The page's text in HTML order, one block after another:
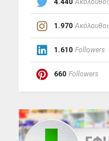
4.440 Ακόλουθοι
1.970 Ακόλουθοι
1.610 Followers
660 Followers